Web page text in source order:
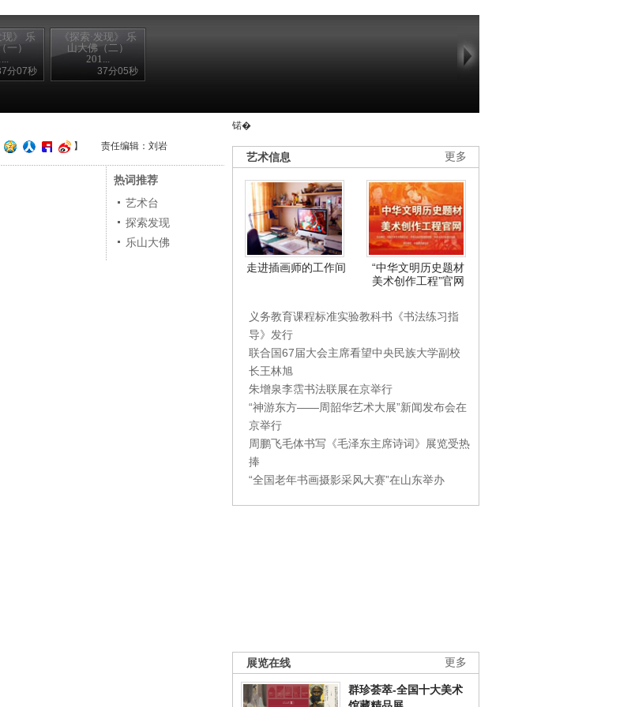
现》 乐
一）
分07秒
《探索·发现》 乐
山大佛（二）
201...
37分05秒
锘�
更多
艺术信息
走进插画师的工作间
“中华文明历史题材
美术创作工程”官网
义务教育课程标准实验教科书《书法练习指
导》发行
联合国67届大会主席看望中央民族大学副校
长王林旭
朱增泉李霑书法联展在京举行
“神游东方——周韶华艺术大展”新闻发布会在
京举行
周鹏飞毛体书写《毛泽东主席诗词》展览受热
捧
“全国老年书画摄影采风大赛”在山东举办
更多
展览在线
群珍荟萃-全国十大美术
】 责任编辑：刘岩
热词推荐
艺术台
探索发现
乐山大佛